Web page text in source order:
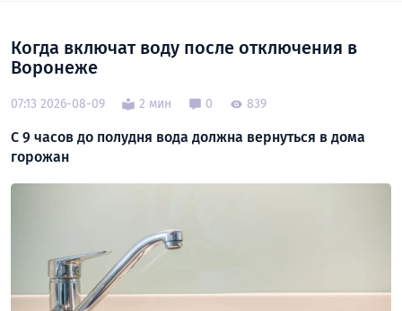
Когда включат воду после отключения в
Воронеже
07:13 2026-08-09 2 мин 0 839
С 9 часов до полудня вода должна вернуться в дома
горожан